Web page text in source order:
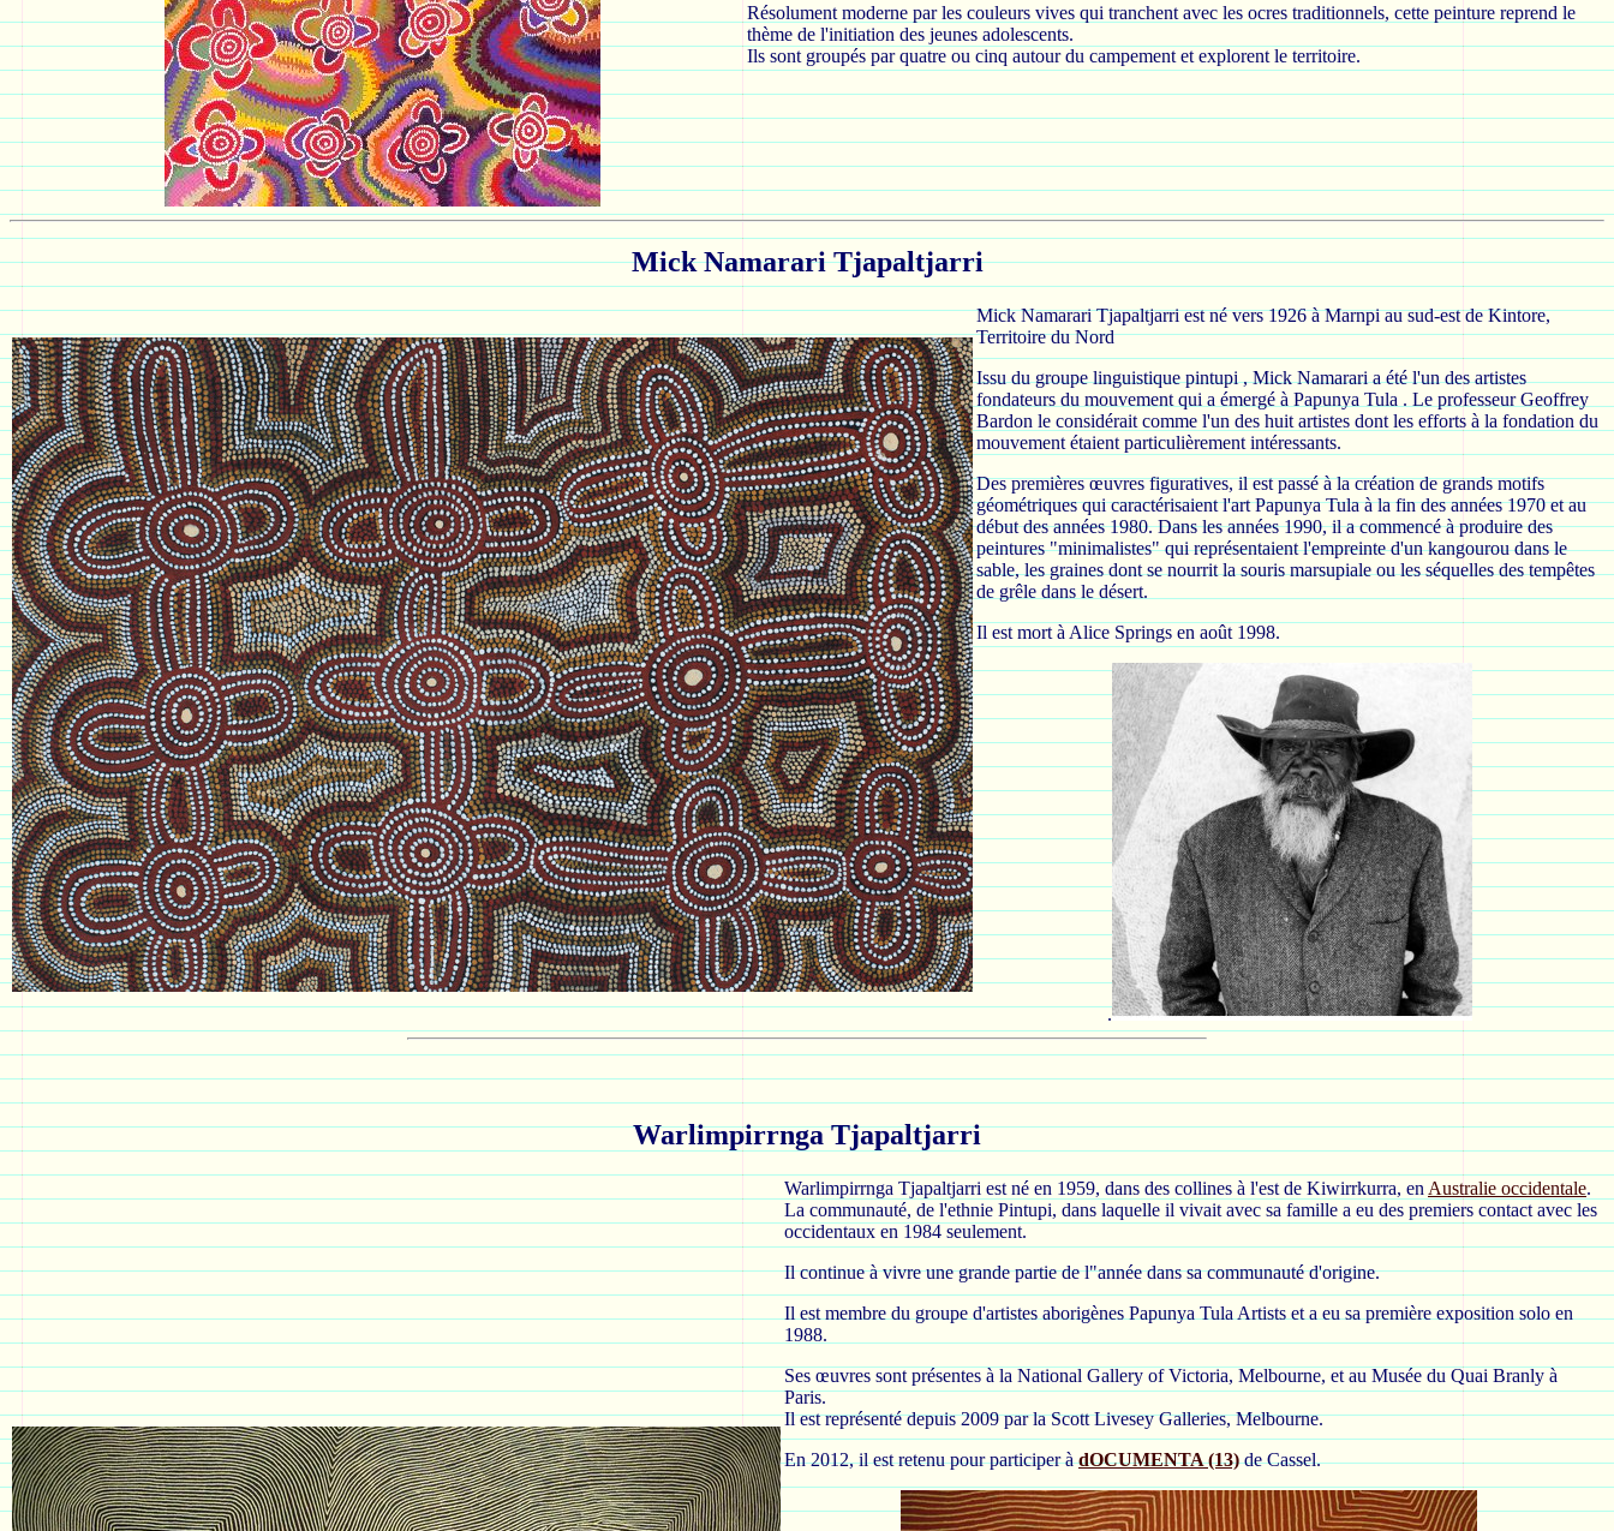
Résolument moderne par les couleurs vives qui tranchent avec les ocres traditionnels, cette peinture reprend le
thème de l'initiation des jeunes adolescents.
Ils sont groupés par quatre ou cinq autour du campement et explorent le territoire.
Mick Namarari Tjapaltjarri
Mick Namarari Tjapaltjarri est né vers 1926 à Marnpi au sud-est de Kintore,
Territoire du Nord
Issu du groupe linguistique pintupi , Mick Namarari a été l'un des artistes
fondateurs du mouvement qui a émergé à Papunya Tula . Le professeur Geoffrey
Bardon le considérait comme l'un des huit artistes dont les efforts à la fondation du
mouvement étaient particulièrement intéressants.
Des premières œuvres figuratives, il est passé à la création de grands motifs
géométriques qui caractérisaient l'art Papunya Tula à la fin des années 1970 et au
début des années 1980. Dans les années 1990, il a commencé à produire des
peintures "minimalistes" qui représentaient l'empreinte d'un kangourou dans le
sable, les graines dont se nourrit la souris marsupiale ou les séquelles des tempêtes
de grêle dans le désert.
Il est mort à Alice Springs en août 1998.
.
Warlimpirrnga Tjapaltjarri
Warlimpirrnga Tjapaltjarri est né en 1959, dans des collines à l'est de Kiwirrkurra, en Australie occidentale.
La communauté, de l'ethnie Pintupi, dans laquelle il vivait avec sa famille a eu des premiers contact avec les
occidentaux en 1984 seulement.
Il continue à vivre une grande partie de l"année dans sa communauté d'origine.
Il est membre du groupe d'artistes aborigènes Papunya Tula Artists et a eu sa première exposition solo en
1988.
Ses œuvres sont présentes à la National Gallery of Victoria, Melbourne, et au Musée du Quai Branly à
Paris.
Il est représenté depuis 2009 par la Scott Livesey Galleries, Melbourne.
En 2012, il est retenu pour participer àdOCUMENTA (13)de Cassel.